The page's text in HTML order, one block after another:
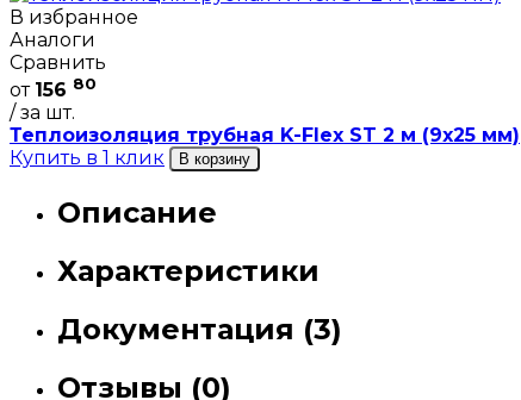
В избранное
Аналоги
Сравнить
от 156 80
/ за шт.
Теплоизоляция трубная K-Flex ST 2 м (9х25 мм)
Купить в 1 клик
В корзину
Описание
Характеристики
Документация (3)
Отзывы (0)